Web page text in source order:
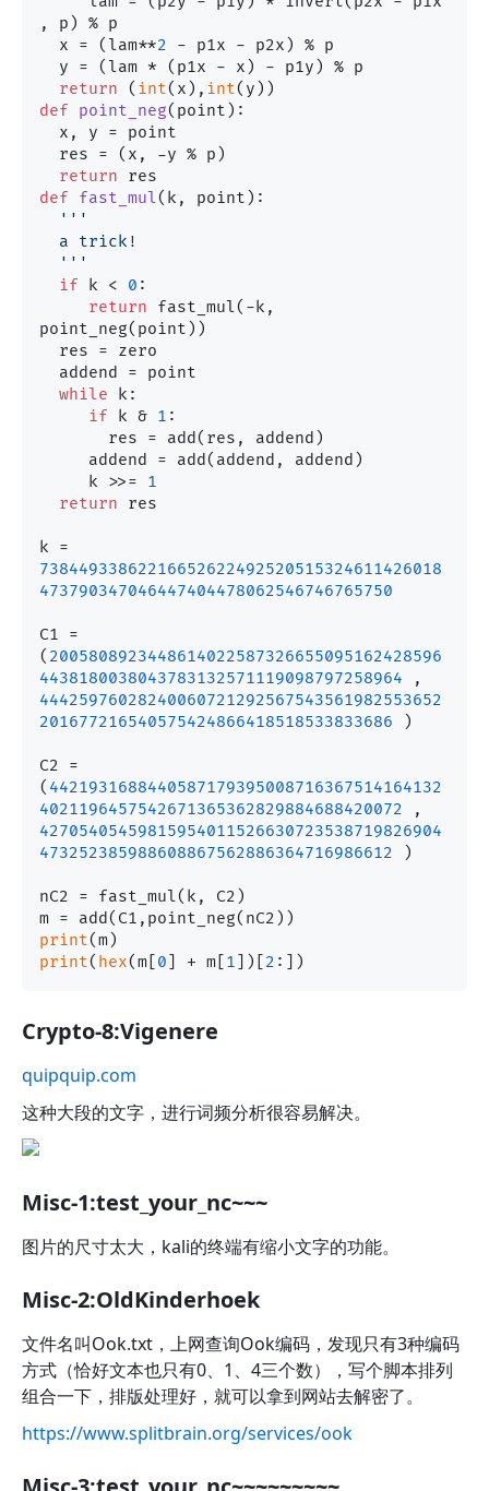
, p) % p
  x = (lam**
2 - p1x - p2x) % p
return ( int(x), int
def
point_neg( point ):
return
def
fast_mul( k, point ):
'''
  '''
if k < 0 :
return fast_mul(-k,
point_neg(point))
while k:
if k & 1 :
     k >>=
1
return res
73844933862216652622492520515324611426018
473790347046447404478062546746765750
C1 =
( 2005808923448614022587326655095162428596
4438180038043783132571119098797258964
44425976028240060721292567543561982553652
201677216540575424866418518533833686 )
C2 =
( 4421931688440587179395008716367514164132
4021196457542671365362829884688420072
42705405459815954011526630723538719826904
473252385988608867562886364716986612 )
nC2 = fast_mul(k, C2)
print
print( hex(m[ 0 ] + m[ 1 ])[ 2
Crypto-8:Vigenere
quipquip.com
这种大段的文字，进行词频分析很容易解决。
Misc-1:test_your_nc~~~
图片的尺寸太大，kali的终端有缩小文字的功能。
Misc-2:OldKinderhoek
文件名叫Ook.txt，上网查询Ook编码，发现只有3种编码
方式（恰好文本也只有0、1、4三个数），写个脚本排列
组合一下，排版处理好，就可以拿到网站去解密了。
https://www.splitbrain.org/services/ook